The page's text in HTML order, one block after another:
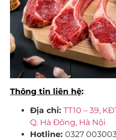
Thông tin liên hệ:
Địa chỉ: TT10 – 39,
Q. Hà Đông, Hà Nội
Hotline: 0327